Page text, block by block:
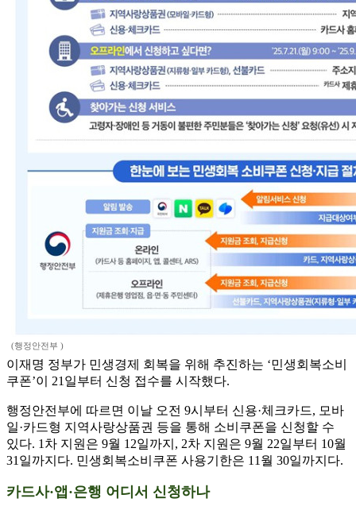
(행정안전부 )
이재명 정부가 민생경제 회복을 위해 추진하는 ‘민생회복소비
쿠폰’이 21일부터 신청 접수를 시작했다.
행정안전부에 따르면 이날 오전 9시부터 신용·체크카드, 모바
일·카드형 지역사랑상품권 등을 통해 소비쿠폰을 신청할 수
있다. 1차 지원은 9월 12일까지, 2차 지원은 9월 22일부터 10월
31일까지다. 민생회복소비쿠폰 사용기한은 11월 30일까지다.
카드사·앱·은행 어디서 신청하나